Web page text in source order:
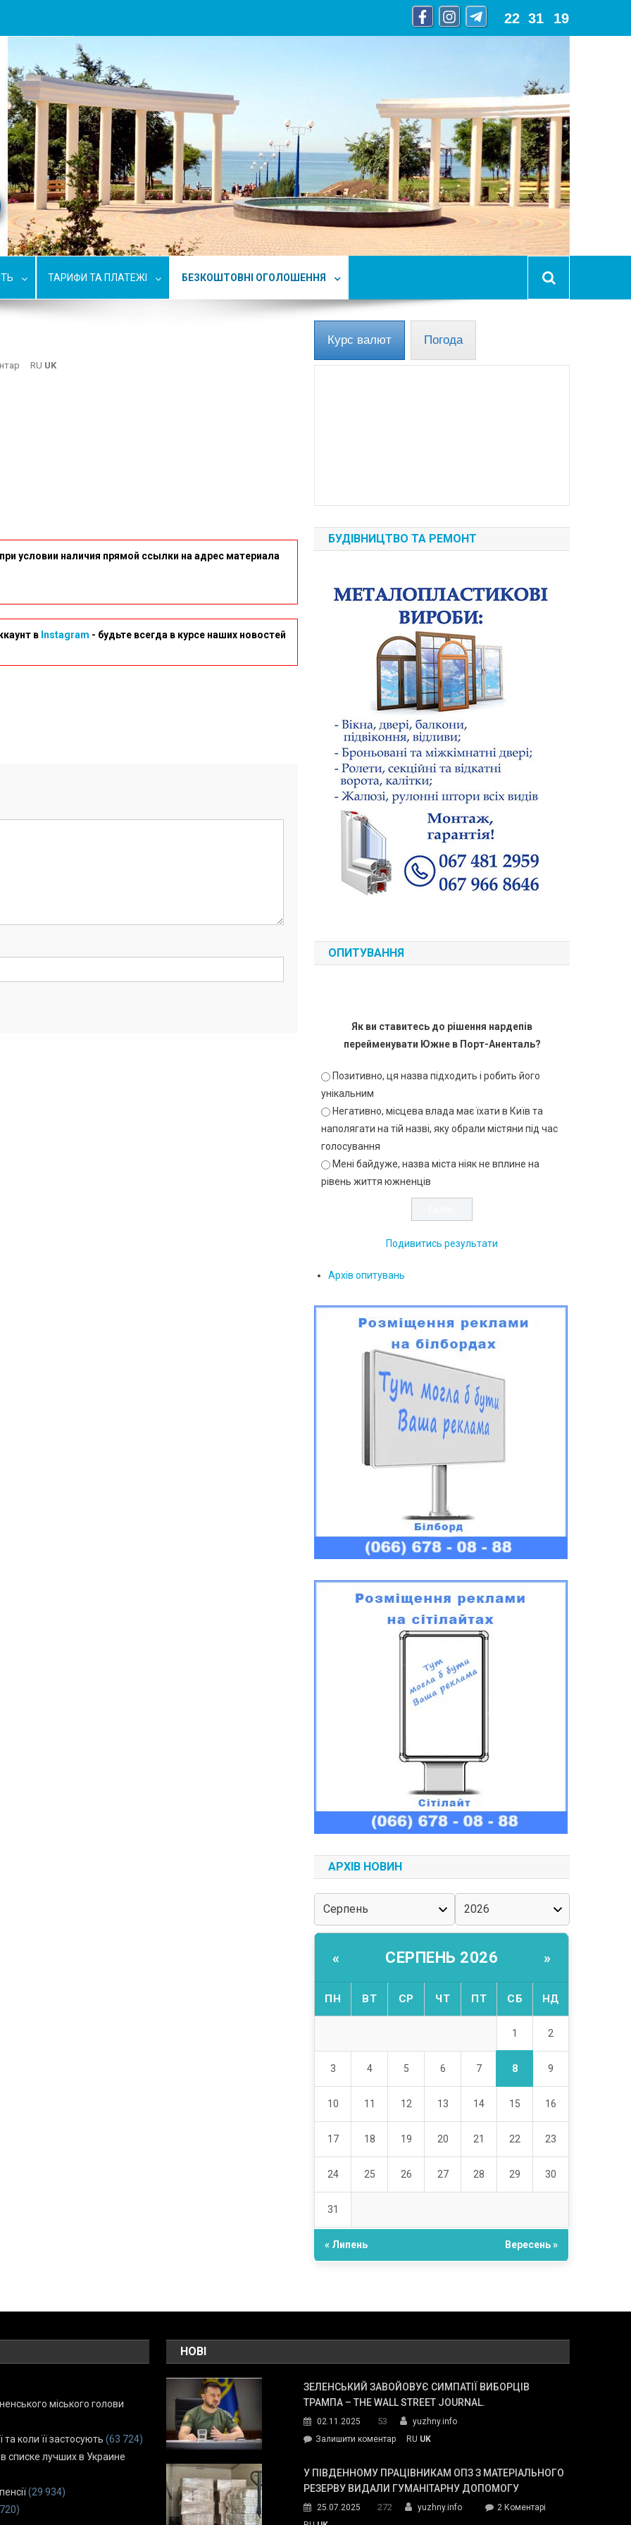
22 31 21
ТАРИФИ ТА ПЛАТЕЖІ БЕЗКОШТОВНІ ОГОЛОШЕННЯ
RU UK
условии наличия прямой ссылки на адрес материала
в Instagram - будьте всегда в курсе наших новостей
Курс валют Погода
БУДІВНИЦТВО ТА РЕМОНТ
ОПИТУВАННЯ
Як ви ставитесь до рішення нардепів
перейменувати Южне в Порт-Аненталь?
Позитивно, ця назва підходить і робить його
унікальним
Негативно, місцева влада має їхати в Київ та
наполягати на тій назві, яку обрали містяни під час
голосування
Мені байдуже, назва міста ніяк не вплине на
рівень життя южненців
Подивитись результати
Архів опитувань
АРХІВ НОВИН
« СЕРПЕНЬ 2026 »
ПН ВТ СР ЧТ ПТ СБ НД
1 2
3 4 5 6 7 8 9
10 11 12 13 14 15 16
17 18 19 20 21 22 23
24 25 26 27 28 29 30
31
« Липень Вересень »
міського голови
коли її застосують (63 724)
списке лучших в Украине
(29 934)
НОВІ
ЗЕЛЕНСЬКИЙ ЗАВОЙОВУЄ СИМПАТІЇ ВИБОРЦІВ
ТРАМПА – THE WALL STREET JOURNAL.
02.11.2025 53
yuzhny.info
Залишити коментарon
завойовує
симпатії
Трампа
RU UK
У ПІВДЕННОМУ ПРАЦІВНИКАМ ОПЗ З МАТЕРІАЛЬНОГО
РЕЗЕРВУ ВИДАЛИ ГУМАНІТАРНУ ДОПОМОГУ
25.07.2025 272 yuzhny.info 2 Коментарідо